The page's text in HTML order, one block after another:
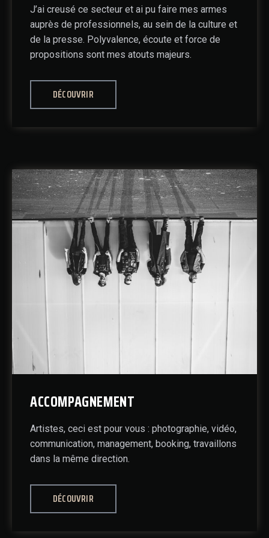
J’ai creusé ce secteur et ai pu faire mes armes
auprès de professionnels, au sein de la culture et
de la presse. Polyvalence, écoute et force de
propositions sont mes atouts majeurs.
DÉCOUVRIR
ACCOMPAGNEMENT
Artistes, ceci est pour vous : photographie, vidéo,
communication, management, booking, travaillons
dans la même direction.
DÉCOUVRIR